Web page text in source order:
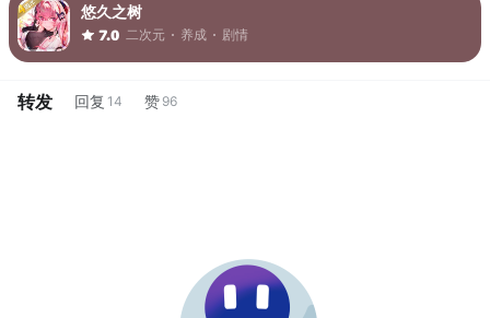
悠久之树
7.0 二次元 养成 剧情
转发 回复 14 赞 96